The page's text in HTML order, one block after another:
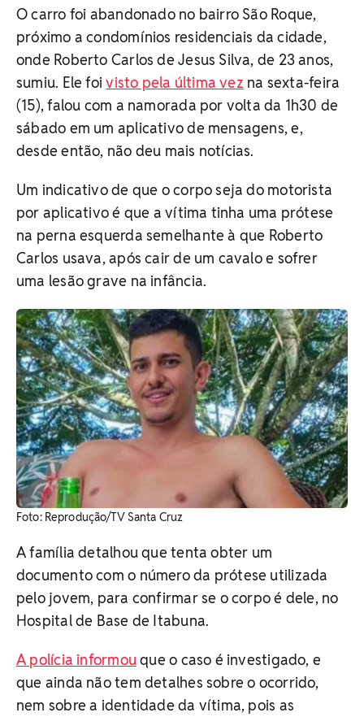
O carro foi abandonado no bairro São Roque,
próximo a condomínios residenciais da cidade,
onde Roberto Carlos de Jesus Silva, de 23 anos,
sumiu. Ele foivisto pela última vez na sexta-feira
(15), falou com a namorada por volta da 1h30 de
sábado em um aplicativo de mensagens, e,
desde então, não deu mais notícias.
Um indicativo de que o corpo seja do motorista
por aplicativo é que a vítima tinha uma prótese
na perna esquerda semelhante à que Roberto
Carlos usava, após cair de um cavalo e sofrer
uma lesão grave na infância.
Foto: Reprodução/TV Santa Cruz
A família detalhou que tenta obter um
documento com o número da prótese utilizada
pelo jovem, para confirmar se o corpo é dele, no
Hospital de Base de Itabuna.
A polícia informouque o caso é investigado, e
que ainda não tem detalhes sobre o ocorrido,
nem sobre a identidade da vítima, pois as